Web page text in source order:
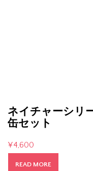
ネイチャーシリ
缶セット
¥4,600
READ MORE